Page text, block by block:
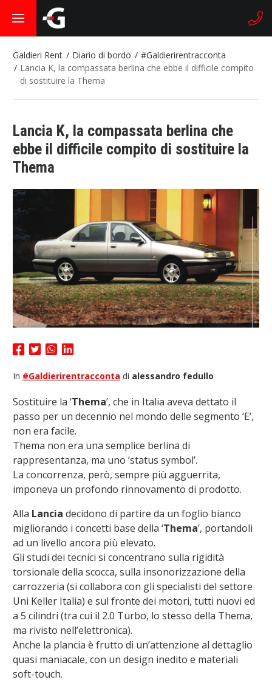
Galdieri Rent Diario di bordo
#Galdierirentracconta
Lancia K, la compassata berlina che ebbe il difficile compito
di sostituire la Thema
Lancia K, la compassata berlina che
ebbe il difficile compito di sostituire la
Thema
In #Galdierirentracconta di alessandro fedullo
Sostituire la ‘Thema’, che in Italia aveva dettato il
passo per un decennio nel mondo delle segmento ‘E’,
non era facile.
Thema non era una semplice berlina di
rappresentanza, ma uno ‘status symbol’.
La concorrenza, però, sempre più agguerrita,
imponeva un profondo rinnovamento di prodotto.
Alla Lancia decidono di partire da un foglio bianco
migliorando i concetti base della ‘Thema’, portandoli
ad un livello ancora più elevato.
Gli studi dei tecnici si concentrano sulla rigidità
torsionale della scocca, sulla insonorizzazione della
carrozzeria (si collabora con gli specialisti del settore
Uni Keller Italia) e sul fronte dei motori, tutti nuovi ed
a 5 cilindri (tra cui il 2.0 Turbo, lo stesso della Thema,
ma rivisto nell’elettronica).
Anche la plancia è frutto di un’attenzione al dettaglio
quasi maniacale, con un design inedito e materiali
soft-touch.